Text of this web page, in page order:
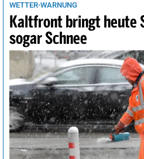
WETTER-WARNUNG
Kaltfront bringt heute
sogar Schnee